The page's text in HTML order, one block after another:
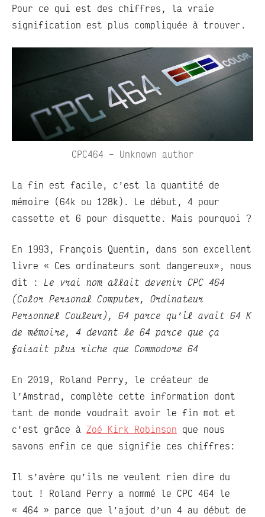
Pour ce qui est des chiffres, la vraie
signification est plus compliquée à trouver.
CPC464 – Unknown author
La fin est facile, c’est la quantité de
mémoire (64k ou 128k). Le début, 4 pour
cassette et 6 pour disquette. Mais pourquoi ?
En 1993, François Quentin, dans son excellent
livre « Ces ordinateurs sont dangereux», nous
dit : Le vrai nom allait devenir CPC 464
(Color Personal Computer, Ordinateur
Personnel Couleur), 64 parce qu’il avait 64 K
de mémoire, 4 devant le 64 parce que ça
faisait plus riche que Commodore 64
En 2019, Roland Perry, le créateur de
l’Amstrad, complète cette information dont
tant de monde voudrait avoir le fin mot et
c’est grâce à Zoé Kirk Robinson que nous
savons enfin ce que signifie ces chiffres:
Il s’avère qu’ils ne veulent rien dire du
tout ! Roland Perry a nommé le CPC 464 le
« 464 » parce que l’ajout d’un 4 au début de